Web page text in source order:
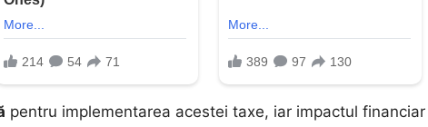
pentru implementarea acestei taxe, iar impactul financiar